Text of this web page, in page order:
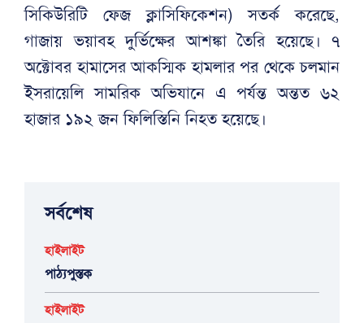
সিকিউরিটি ফেজ ক্লাসিফিকেশন) সতর্ক করেছে,
গাজায় ভয়াবহ দুর্ভিক্ষের আশঙ্কা তৈরি হয়েছে। ৭
অক্টোবর হামাসের আকস্মিক হামলার পর থেকে চলমান
ইসরায়েলি সামরিক অভিযানে এ পর্যন্ত অন্তত ৬২
হাজার ১৯২ জন ফিলিস্তিনি নিহত হয়েছে।
সর্বশেষ
হাইলাইট
পাঠ্যপুস্তক
হাইলাইট